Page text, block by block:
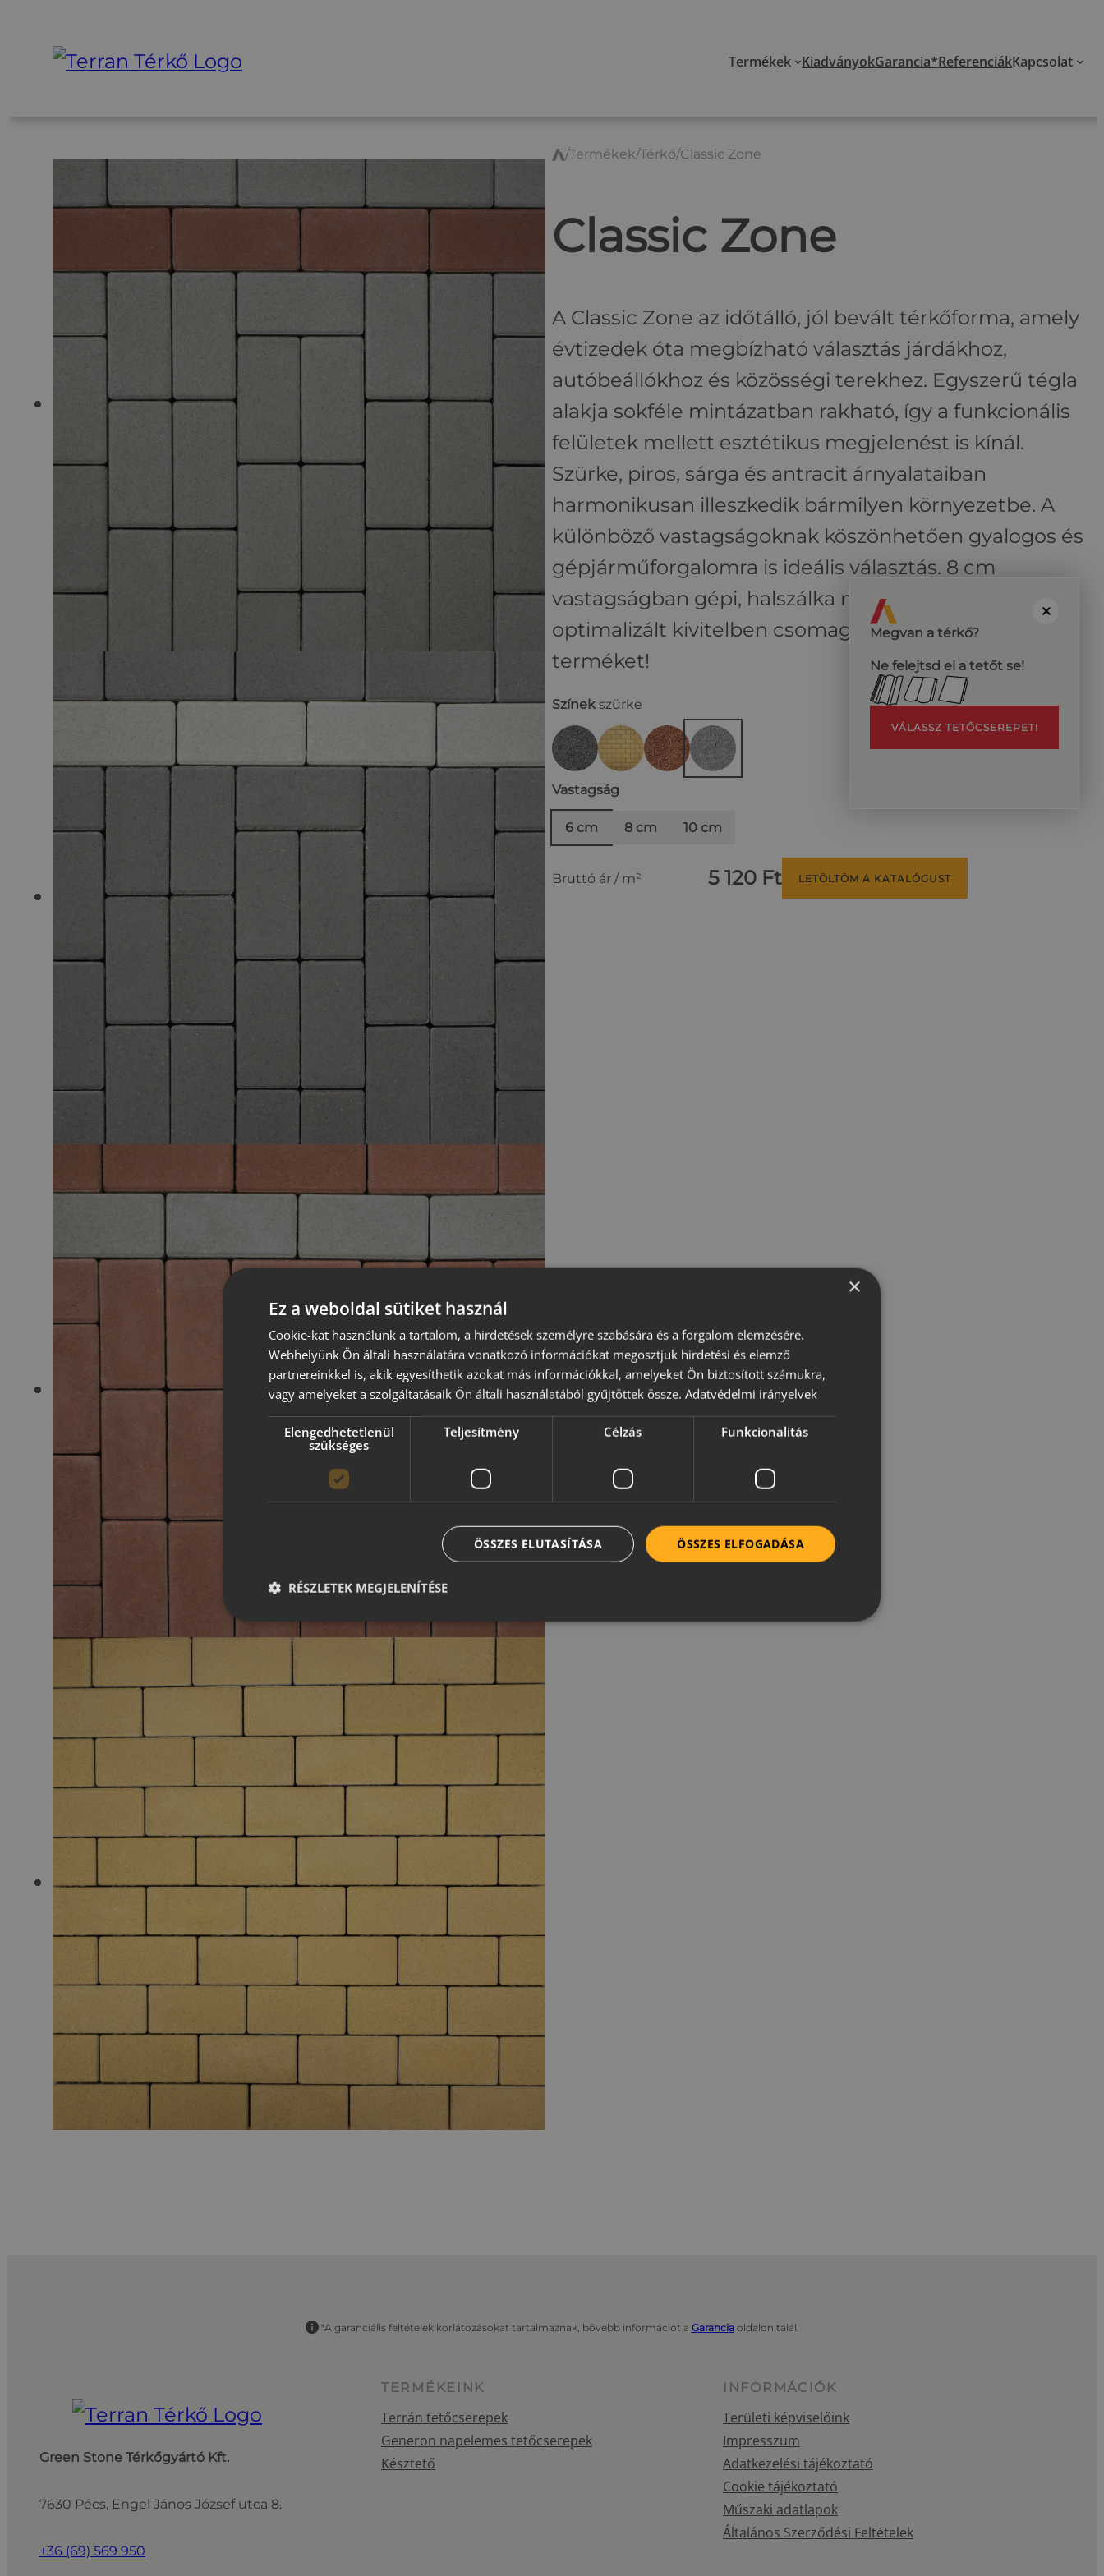
Termékek KiadványokGarancia*ReferenciákKapcsolat
T
á
r
k
/Termékek/Térkő/Classic Zone
Classic Zone
A Classic Zone az időtálló, jól bevált térkőforma, amely
évtizedek óta megbízható választás járdákhoz,
autóbeállókhoz és közösségi terekhez. Egyszerű tégla
alakja sokféle mintázatban rakható, így a funkcionális
felületek mellett esztétikus megjelenést is kínál.
Szürke, piros, sárga és antracit árnyalataiban
harmonikusan illeszkedik bármilyen környezetbe. A
különböző vastagságoknak köszönhetően gyalogos és
gépjárműforgalomra is ideális választás. 8 cm
vastagságban gépi, halszálka mintában burkolásra
optimalizált kivitelben csomagolva szállítjuk a
terméket!
Színek szürke
Vastagság
6 cm 8 cm 10 cm
Bruttó ár / m² 5 120 Ft LETÖLTÖM A KATALÓGUST
Megvan a térkő?
Ne felejtsd el a tetőt se!
VÁLASSZ TETŐCSEREPET!
*A garanciális feltételek korlátozásokat tartalmaznak, bővebb információt a Garanciaoldalon talál.
Green Stone Térkőgyártó Kft.
7630 Pécs, Engel János József utca 8.
+36 (69) 569 950
TERMÉKEINK
Terrán tetőcserepek
Generon napelemes tetőcserepek
Késztető
INFORMÁCIÓK
Területi képviselőink
Impresszum
Adatkezelési tájékoztató
Cookie tájékoztató
Műszaki adatlapok
Általános Szerződési Feltételek
×
Ez a weboldal sütiket használ
Cookie-kat használunk a tartalom, a hirdetések személyre szabására és a forgalom elemzésére.
Webhelyünk Ön általi használatára vonatkozó információkat megosztjuk hirdetési és elemző
partnereinkkel is, akik egyesíthetik azokat más információkkal, amelyeket Ön biztosított számukra,
vagy amelyeket a szolgáltatásaik Ön általi használatából gyűjtöttek össze. Adatvédelmi irányelvek
Elengedhetetlenül
szükséges
Teljesítmény Célzás Funkcionalitás
ÖSSZES ELFOGADÁSA
ÖSSZES ELUTASÍTÁSA
RÉSZLETEK MEGJELENÍTÉSE